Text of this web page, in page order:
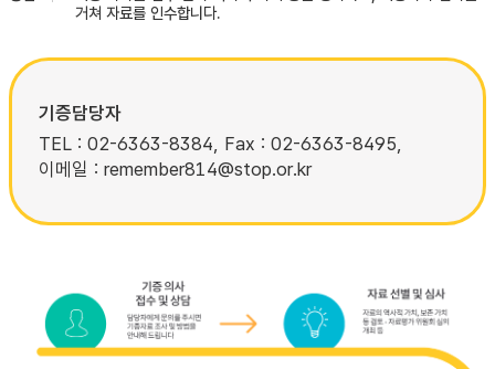
거쳐 자료를 인수합니다.
기증담당자
TEL : 02-6363-8384, Fax : 02-6363-8495,
이메일 : remember814@stop.or.kr